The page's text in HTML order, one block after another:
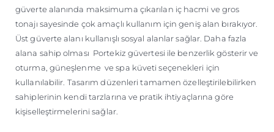
güverte alanında maksimuma çıkarılan iç hacmi ve gros
tonajı sayesinde çok amaçlı kullanım için geniş alan bırakıyor.
Üst güverte alanı kullanışlı sosyal alanlar sağlar. Daha fazla
alana sahip olması Portekiz güvertesi ile benzerlik gösterir ve
oturma, güneşlenme ve spa küveti seçenekleri için
kullanılabilir. Tasarım düzenleri tamamen özelleştirilebilirken
sahiplerinin kendi tarzlarına ve pratik ihtiyaçlarına göre
kişiselleştirmelerini sağlar.